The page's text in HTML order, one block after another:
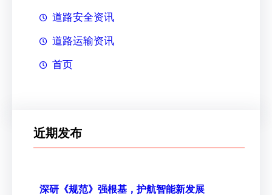
道路安全资讯
道路运输资讯
首页
近期发布
深研《规范》强根基，护航智能新发展